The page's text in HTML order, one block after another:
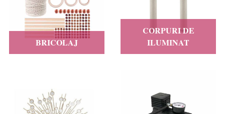
BRICOLAJ
CORPURI DE
ILUMINAT